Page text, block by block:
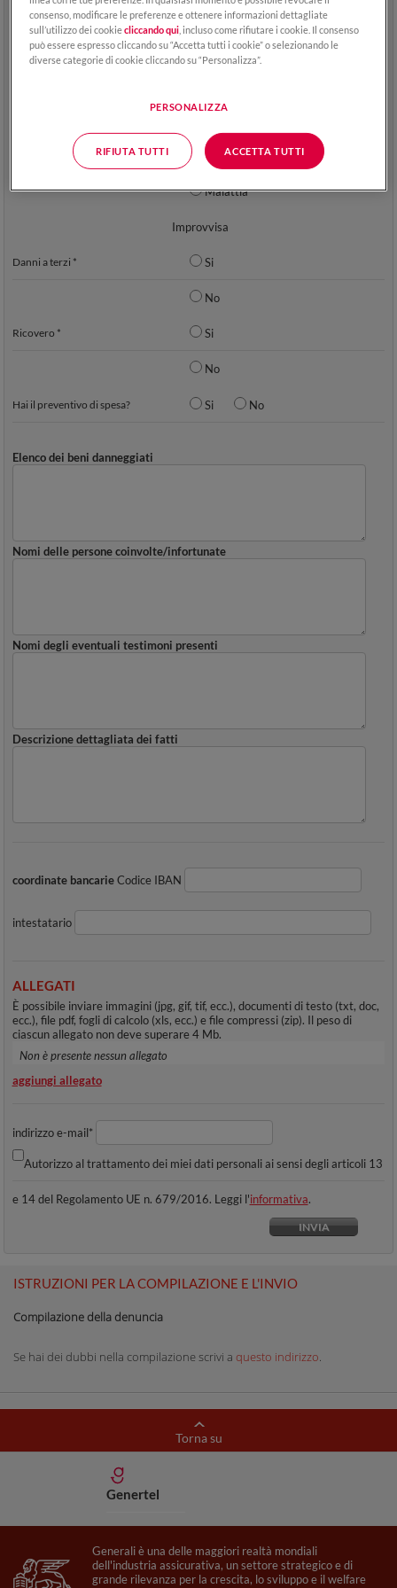
Numero di polizza
Tipologia evento * Infortunio
Malattia
Improvvisa
Danni a terzi * Si
No
Ricovero * Si
No
Hai il preventivo di spesa? Si No
Elenco dei beni danneggiati
Nomi delle persone coinvolte/infortunate
Nomi degli eventuali testimoni presenti
Descrizione dettagliata dei fatti
coordinate bancarieCodice IBAN
intestatario
ALLEGATI
È possibile inviare immagini (jpg, gif, tif, ecc.), documenti di testo (txt, doc,
ecc.), file pdf, fogli di calcolo (xls, ecc.) e file compressi (zip). Il peso di
ciascun allegato non deve superare 4 Mb.
Non è presente nessun allegato
aggiungi allegato
indirizzo e-mail*
Autorizzo al trattamento dei miei dati personali ai sensi degli articoli 13
e 14 del Regolamento UE n. 679/2016. Leggi l'informativa.
ISTRUZIONI PER LA COMPILAZIONE E L'INVIO
Compilazione della denuncia
Se hai dei dubbi nella compilazione scrivi a questo indirizzo.
Torna su
Genertel
Generali è una delle maggiori realtà mondiali
dell'industria assicurativa, un settore strategico e di
grande rilevanza per la crescita, lo sviluppo e il welfare
consenso, modificare le preferenze e ottenere informazioni dettagliate
sull’utilizzo dei cookiecliccando qui , incluso come rifiutare i cookie. Il consenso
può essere espresso cliccando su “Accetta tutti i cookie” o selezionando le
diverse categorie di cookie cliccando su “Personalizza”.
PERSONALIZZA
RIFIUTA TUTTI ACCETTA TUTTI